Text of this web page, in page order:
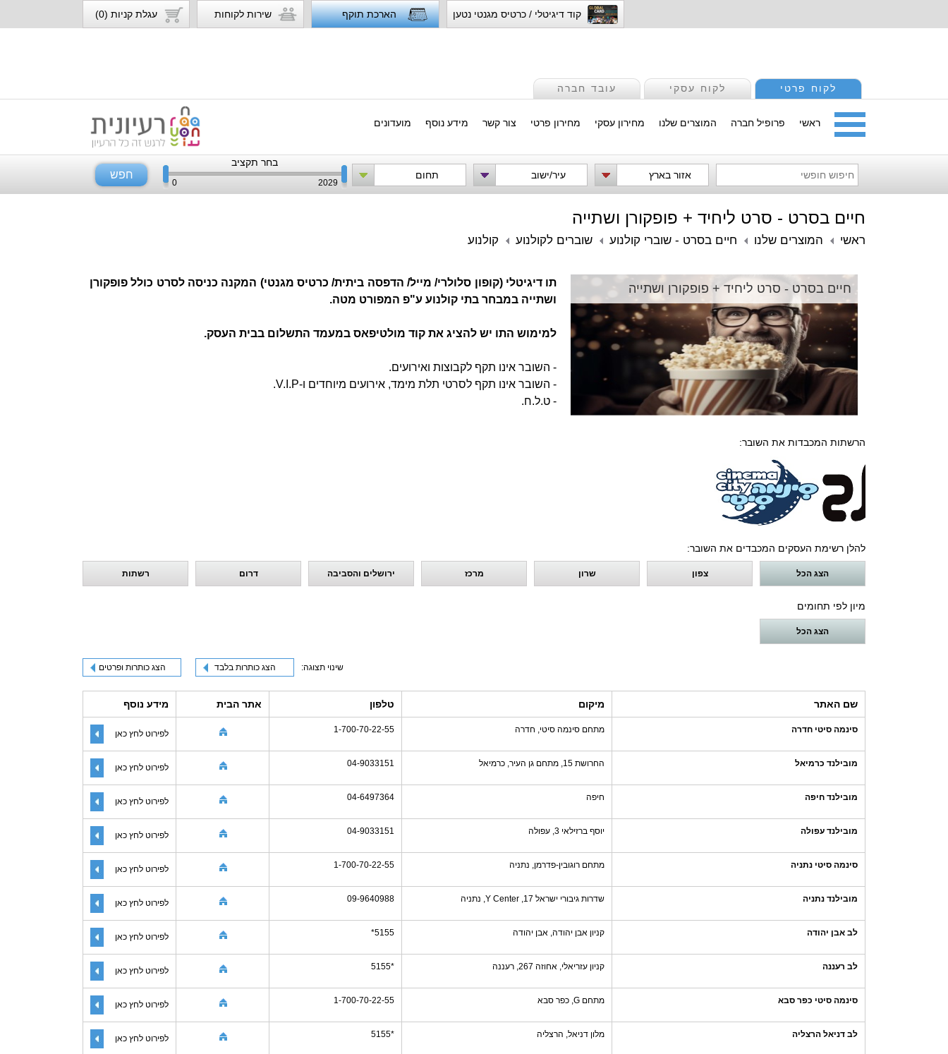
קוד דיגיטלי / כרטיס מגנטי נטען הארכת תוקף שירות לקוחות עגלת קניות (0)
לקוח פרטי לקוח עסקי עובד חברה
ראשי פרופיל חברה המוצרים שלנו מחירון עסקי מחירון פרטי צור קשר מידע נוסף מועדונים
אזור בארץ עיר/ישוב תחום
בחר תקציב
0 2029
חפש
חיים בסרט - סרט ליחיד + פופקורן ושתייה
ראשי המוצרים שלנו חיים בסרט - שוברי קולנוע שוברים לקולנוע קולנוע
חיים בסרט - סרט ליחיד + פופקורן ושתייה
תו דיגיטלי (קופון סלולרי/ מייל/ הדפסה ביתית/ כרטיס מגנטי) המקנה כניסה לסרט כולל פופקורן
ושתייה במבחר בתי קולנוע ע"פ המפורט מטה.
למימוש התו יש להציג את קוד מולטיפאס במעמד התשלום בבית העסק.
- השובר אינו תקף לקבוצות ואירועים.
- השובר אינו תקף לסרטי תלת מימד, אירועים מיוחדים ו-V.I.P.
- ט.ל.ח.
הרשתות המכבדות את השובר:
להלן רשימת העסקים המכבדים את השובר:
הצג הכל צפון שרון מרכז ירושלים והסביבה דרום רשתות
מיון לפי תחומים
הצג הכל
שינוי תצוגה: הצג כותרות בלבד הצג כותרות ופרטים
שם האתר מיקום טלפון אתר הבית מידע נוסף
סינמה סיטי חדרה מתחם סינמה סיטי, חדרה 1-700-70-22-55 לפירוט לחץ כאן
מובילנד כרמיאל החרושת 15, מתחם גן העיר, כרמיאל 04-9033151 לפירוט לחץ כאן
מובילנד חיפה חיפה 04-6497364 לפירוט לחץ כאן
מובילנד עפולה יוסף ברזילאי 3, עפולה 04-9033151 לפירוט לחץ כאן
סינמה סיטי נתניה מתחם רוגובין-פדרמן, נתניה 1-700-70-22-55 לפירוט לחץ כאן
מובילנד נתניה שדרות גיבורי ישראל 17, Y Center, נתניה 09-9640988 לפירוט לחץ כאן
לב אבן יהודה קניון אבן יהודה, אבן יהודה 5155* לפירוט לחץ כאן
לב רעננה קניון עזריאלי, אחוזה 267, רעננה *5155 לפירוט לחץ כאן
סינמה סיטי כפר סבא מתחם G, כפר סבא 1-700-70-22-55 לפירוט לחץ כאן
לב דניאל הרצליה מלון דניאל, הרצליה *5155 לפירוט לחץ כאן